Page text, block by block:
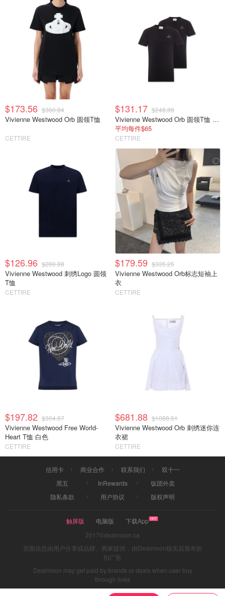
$173.56 $360.84
Vivienne Westwood Orb 圆领T恤
CETTIRE
$131.17 $248.89
Vivienne Westwood Orb 圆领T恤 2件装
平均每件$65
CETTIRE
$126.96 $280.88
Vivienne Westwood 刺绣Logo 圆领
T恤
CETTIRE
$179.59 $335.25
Vivienne Westwood Orb标志短袖上
衣
CETTIRE
$197.82 $304.87
Vivienne Westwood Free World-
Heart T恤 白色
CETTIRE
$681.88 $1088.51
Vivienne Westwood Orb 刺绣迷你连
衣裙
CETTIRE
信用卡 商业合作 联系我们
双十一
黑五
InRewards
饭团外卖
隐私条款
用户协议 版权声明
触屏版 电脑版
下载App
2017©dealmoon.ca
页面信息由用户分享或品牌、商家提供，由Dealmoon核实后发布折
扣广告
Dealmoon may get paid by brands or deals when user buy
through links